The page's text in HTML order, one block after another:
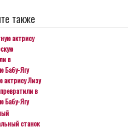
также
актрису Лизу
в
Бабу-Ягу